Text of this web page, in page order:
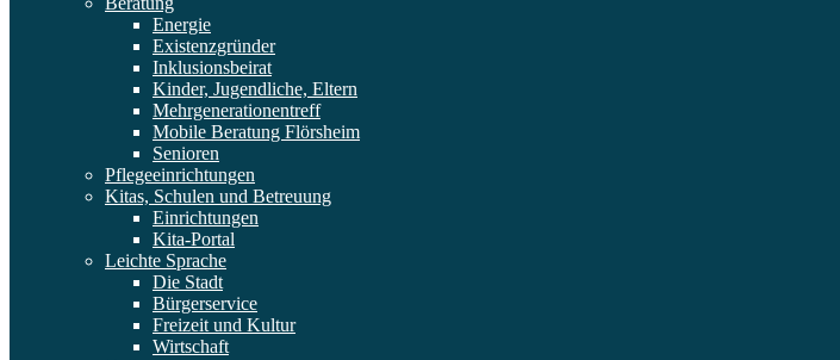
Energie
Existenzgründer
Inklusionsbeirat
Kinder, Jugendliche, Eltern
Mehrgenerationentreff
Mobile Beratung Flörsheim
Senioren
Pflegeeinrichtungen
Kitas, Schulen und Betreuung
Einrichtungen
Kita-Portal
Leichte Sprache
Die Stadt
Bürgerservice
Freizeit und Kultur
Wirtschaft